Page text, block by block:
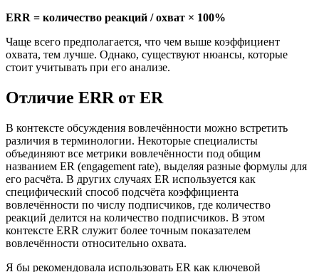
ERR = количество реакций / охват × 100%
Чаще всего предполагается, что чем выше коэффициент
охвата, тем лучше. Однако, существуют нюансы, которые
стоит учитывать при его анализе.
Отличие ERR от ER
В контексте обсуждения вовлечённости можно встретить
различия в терминологии. Некоторые специалисты
объединяют все метрики вовлечённости под общим
названием ER (engagement rate), выделяя разные формулы для
его расчёта. В других случаях ER используется как
специфический способ подсчёта коэффициента
вовлечённости по числу подписчиков, где количество
реакций делится на количество подписчиков. В этом
контексте ERR служит более точным показателем
вовлечённости относительно охвата.
Я бы рекомендовала использовать ER как ключевой